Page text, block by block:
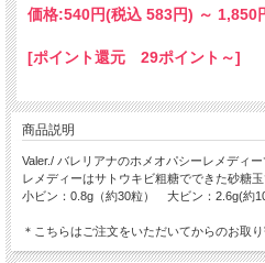
価格:540円(税込 583円) ～ 1,850
[ポイント還元 29ポイント～]
商品説明
Valer./ バレリアナのホメオパシーレメディー
レメディーはサトウキビ粗糖でできた砂糖玉
小ビン：0.8g（約30粒） 大ビン：2.6g(約
＊こちらはご注文をいただいてからのお取り